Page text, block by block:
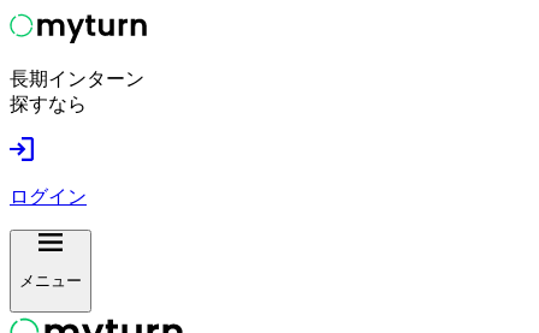
長期インターン
探すなら
ログイン
メニュー